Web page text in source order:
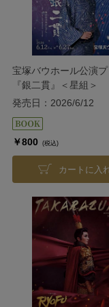
宝塚バウホール公演
『銀二貫』＜星組＞
発売日：2026/6/12
￥800 (税込)
カートに入